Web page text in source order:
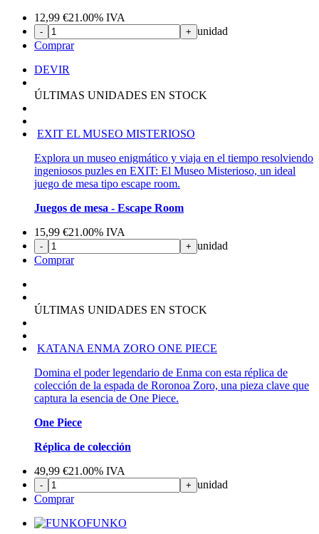
12,99 €21.00% IVA
- + unidad
Comprar
DEVIR
ÚLTIMAS UNIDADES EN STOCK
EXIT EL MUSEO MISTERIOSO
Explora un museo enigmático y viaja en el tiempo resolviendo
ingeniosos puzles en EXIT: El Museo Misterioso, un ideal
juego de mesa tipo escape room.
Juegos de mesa - Escape Room
15,99 €21.00% IVA
- + unidad
Comprar
ÚLTIMAS UNIDADES EN STOCK
KATANA ENMA ZORO ONE PIECE
Domina el poder legendario de Enma con esta réplica de
colección de la espada de Roronoa Zoro, una pieza clave que
captura la esencia de One Piece.
One Piece
Réplica de colección
49,99 €21.00% IVA
- + unidad
Comprar
FUNKO